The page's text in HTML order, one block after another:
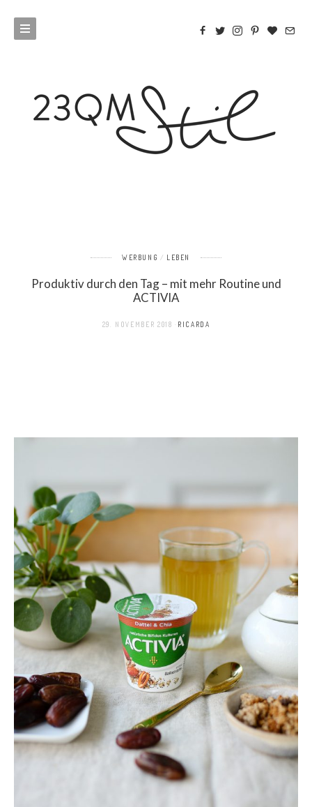
WERBUNG LEBEN
Produktiv durch den Tag – mit mehr Routine und
ACTIVIA
29. NOVEMBER 2018 RICARDA